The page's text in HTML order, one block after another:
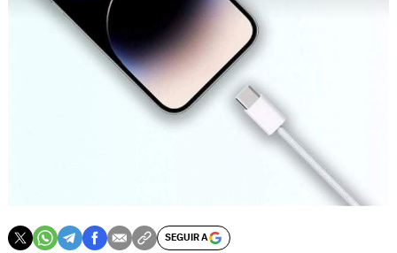
SEGUIR A